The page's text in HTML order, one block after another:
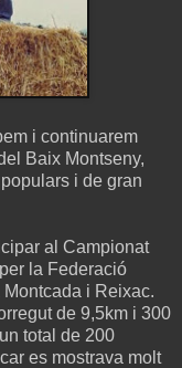
i continuarem
Baix Montseny,
i de gran
al Campionat
la Federació
i Reixac.
de 9,5km i 300
total de 200
es mostrava molt